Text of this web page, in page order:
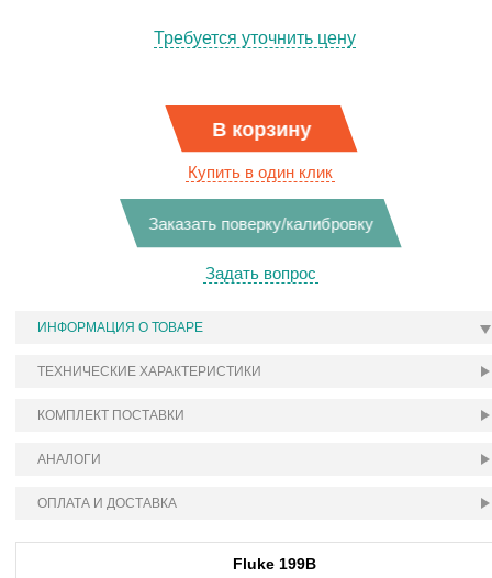
Требуется уточнить цену
В корзину
Купить в один клик
Заказать поверку/калибровку
Задать вопрос
ИНФОРМАЦИЯ О ТОВАРЕ
ТЕХНИЧЕСКИЕ ХАРАКТЕРИСТИКИ
КОМПЛЕКТ ПОСТАВКИ
АНАЛОГИ
ОПЛАТА И ДОСТАВКА
Fluke 199B